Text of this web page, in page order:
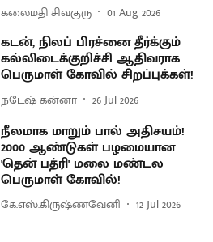
கலைமதி சிவகுரு 01 Aug 2026
கடன், நிலப் பிரச்னை தீர்க்கும்
கல்லிடைக்குறிச்சி ஆதிவராக
பெருமாள் கோவில் சிறப்புக்கள்!
நடேஷ் கன்னா 26 Jul 2026
நீலமாக மாறும் பால் அதிசயம்!
2000 ஆண்டுகள் பழமையான
'தென் பத்ரி' மலை மண்டல
பெருமாள் கோவில்!
கே.எஸ்.கிருஷ்ணவேனி 12 Jul 2026